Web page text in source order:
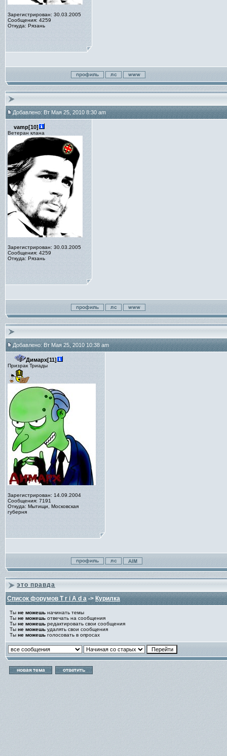
Зарегистрирован: 30.03.2005
Сообщения: 4259
Откуда: Рязань
Добавлено: Вт Мая 25, 2010 8:30 am
vamp[10]
Ветеран клана
Зарегистрирован: 30.03.2005
Сообщения: 4259
Откуда: Рязань
Добавлено: Вт Мая 25, 2010 10:38 am
Димарх[11]
Призрак Триады
Зарегистрирован: 14.09.2004
Сообщения: 7191
Откуда: Мытищи, Московская
губерня
это правда
Список форумов T r i A d a-> Курилка
Ты не можешь начинать темы
Ты не можешь отвечать на сообщения
Ты не можешь редактировать свои сообщения
Ты не можешь удалять свои сообщения
Ты не можешь голосовать в опросах